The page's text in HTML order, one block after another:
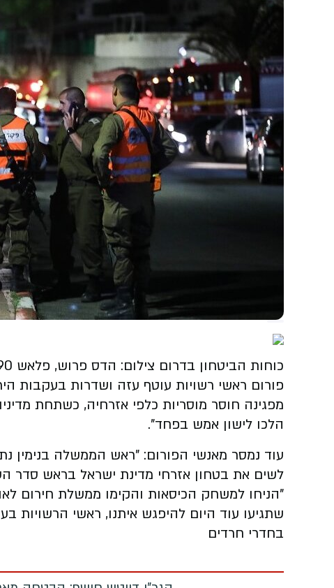
כוחות הביטחון בדרום צילום: הדס פרוש, פלאש 90
פורום ראשי רשויות עוטף עזה ושדרות בעקבות
הלכו לישון אמש בפחד".
עוד נמסר מאנשי הפורום: "ראש הממשלה בנימין
לשים את בטחון אזרחי מדינת ישראל בראש סדר
"הניחו למשחק הכיסאות והקימו ממשלת חירום
שתגיעו עוד היום להיפגש איתנו, ראשי הרשויות
בחדרי חרדים